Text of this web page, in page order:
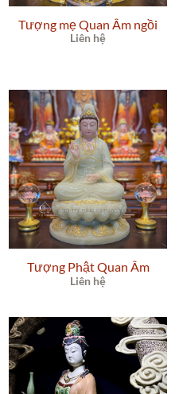
Tượng mẹ Quan Âm ngồi
Liên hệ
Tượng Phật Quan Âm
Liên hệ